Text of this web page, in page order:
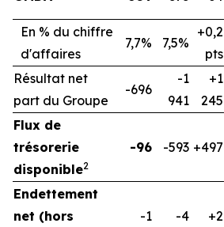
En % du chiffre
d'affaires
7,7% 7,5%
+0,2
pts
Résultat net
part du Groupe
-696
-1
941
+1
245
Flux de
trésorerie
disponible2
-96 -593 +497
Endettement
net (hors
-1 -4 +2